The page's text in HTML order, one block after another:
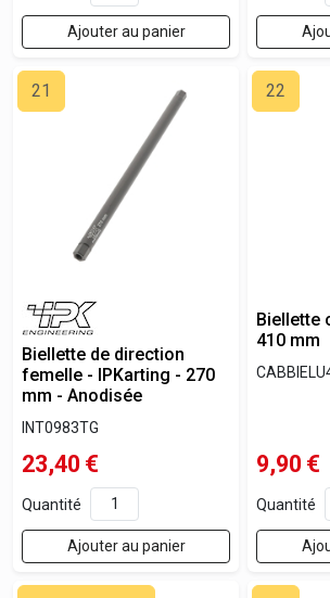
Ajouter au panier
21
Biellette de direction
femelle - IPKarting - 270
mm - Anodisée
INT0983TG
23,40 €
Quantité
Ajouter au panier
22
Biellette
410 mm
9,90 €
Quantité